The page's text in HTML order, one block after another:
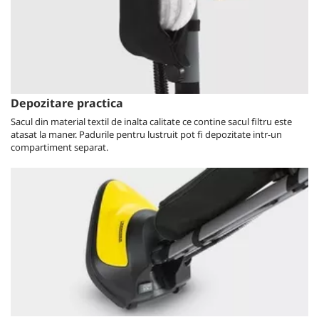
Depozitare practica
Sacul din material textil de inalta calitate ce contine sacul filtru este
atasat la maner. Padurile pentru lustruit pot fi depozitate intr-un
compartiment separat.